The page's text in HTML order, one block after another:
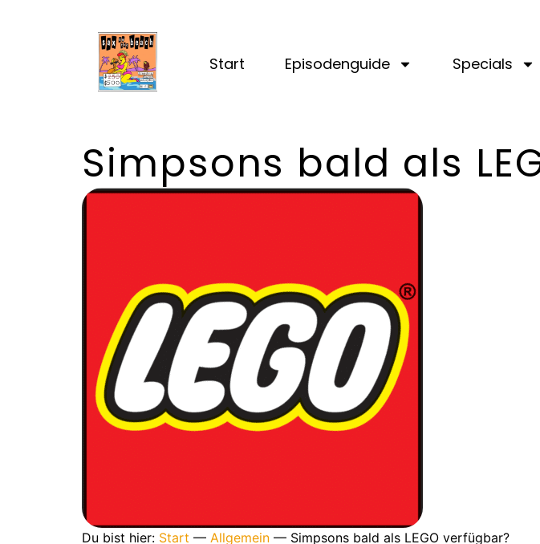
Start Episodenguide Specials
Simpsons bald als
Du bist hier: Start — Allgemein — Simpsons bald als LEGO verfügbar?